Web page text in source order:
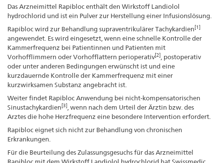
Das Arzneimittel Rapibloc enthält den Wirkstoff Landiolol
hydrochlorid und ist ein Pulver zur Herstellung einer Infusionslösung.
Rapibloc wird zur Behandlung supraventrikulärer Tachykardien[1]
angewendet. Es wird eingesetzt, wenn eine schnelle Kontrolle der
Kammerfrequenz bei Patientinnen und Patienten mit
Vorhofflimmern oder Vorhofflattern perioperativ[2] , postoperativ
oder unter anderen Bedingungen erwünscht ist und eine
kurzdauernde Kontrolle der Kammerfrequenz mit einer
kurzwirksamen Substanz angebracht ist.
Weiter findet Rapibloc Anwendung bei nicht-kompensatorischen
Sinustachykardien[3] , wenn nach dem Urteil der Ärztin bzw. des
Arztes die hohe Herzfrequenz eine besondere Intervention erfordert.
Rapibloc eignet sich nicht zur Behandlung von chronischen
Erkrankungen.
Für die Beurteilung des Zulassungsgesuchs für das Arzneimittel
Rapibloc mit dem Wirkstoff Landiolol hydrochlorid hat Swissmedic